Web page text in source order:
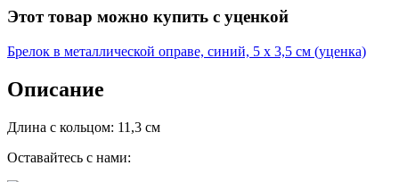
Этот товар можно купить с уценкой
Брелок в металлической оправе, синий, 5 х 3,5 см (уценка)
Описание
Длина с кольцом: 11,3 см
Оставайтесь с нами: